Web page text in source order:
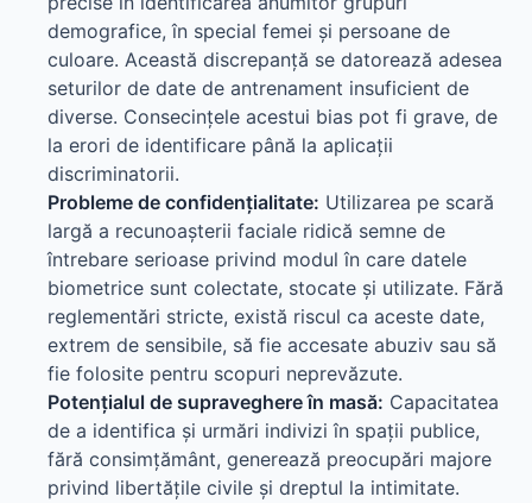
demografice, în special femei și persoane de
culoare. Această discrepanță se datorează adesea
seturilor de date de antrenament insuficient de
diverse. Consecințele acestui bias pot fi grave, de
la erori de identificare până la aplicații
discriminatorii.
Probleme de confidențialitate: Utilizarea pe scară
largă a recunoașterii faciale ridică semne de
întrebare serioase privind modul în care datele
biometrice sunt colectate, stocate și utilizate. Fără
reglementări stricte, există riscul ca aceste date,
extrem de sensibile, să fie accesate abuziv sau să
fie folosite pentru scopuri neprevăzute.
Potențialul de supraveghere în masă: Capacitatea
de a identifica și urmări indivizi în spații publice,
fără consimțământ, generează preocupări majore
privind libertățile civile și dreptul la intimitate.